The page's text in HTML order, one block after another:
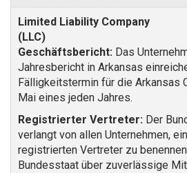
Geschäftsbericht: Das
Jahresbericht in Arkansas
Fälligkeitstermin für die Arkansas
Mai eines jeden Jahres.
Registrierter Vertreter: Der
verlangt von allen Unternehmen,
registrierten Vertreter zu
Bundesstaat über zuverlässige